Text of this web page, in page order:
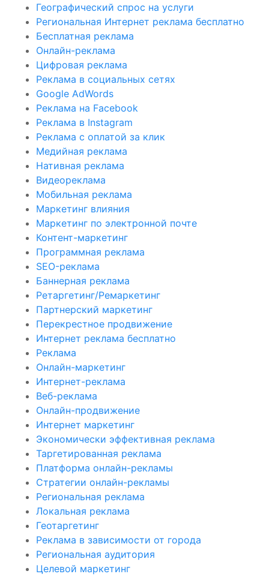
Географический спрос на услуги
Региональная Интернет реклама бесплатно
Бесплатная реклама
Онлайн-реклама
Цифровая реклама
Реклама в социальных сетях
Google AdWords
Реклама на Facebook
Реклама в Instagram
Реклама с оплатой за клик
Медийная реклама
Нативная реклама
Видеореклама
Мобильная реклама
Маркетинг влияния
Маркетинг по электронной почте
Контент-маркетинг
Программная реклама
SEO-реклама
Баннерная реклама
Ретаргетинг/Ремаркетинг
Партнерский маркетинг
Перекрестное продвижение
Интернет реклама бесплатно
Реклама
Онлайн-маркетинг
Интернет-реклама
Веб-реклама
Онлайн-продвижение
Интернет маркетинг
Экономически эффективная реклама
Таргетированная реклама
Платформа онлайн-рекламы
Стратегии онлайн-рекламы
Региональная реклама
Локальная реклама
Геотаргетинг
Реклама в зависимости от города
Региональная аудитория
Целевой маркетинг